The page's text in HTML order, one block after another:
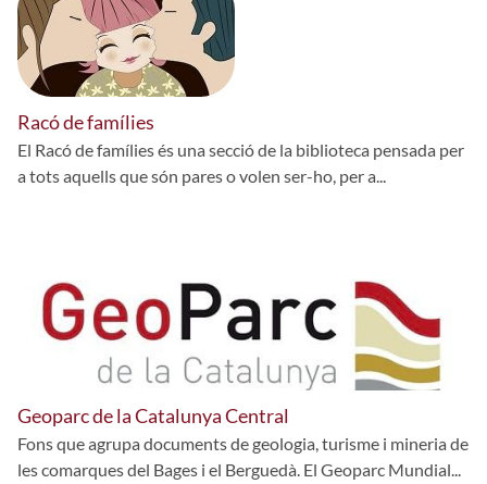
Racó de famílies
El Racó de famílies és una secció de la biblioteca pensada per
a tots aquells que són pares o volen ser-ho, per a...
Geoparc de la Catalunya Central
Fons que agrupa documents de geologia, turisme i mineria de
les comarques del Bages i el Berguedà. El Geoparc Mundial...